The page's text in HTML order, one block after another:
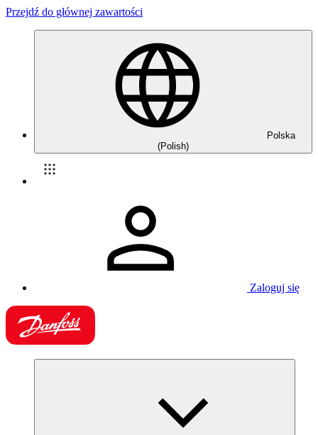
Przejdź do głównej zawartości
Polska
(Polish)
Zaloguj się